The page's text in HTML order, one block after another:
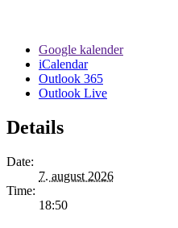
Google kalender
iCalendar
Outlook 365
Outlook Live
Details
Date:
7. august 2026
Time:
18:50